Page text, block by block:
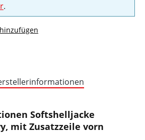
.
Softshelljacke
mit Zusatzzeile vorn